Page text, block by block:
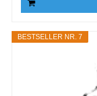
BESTSELLER NR. 7